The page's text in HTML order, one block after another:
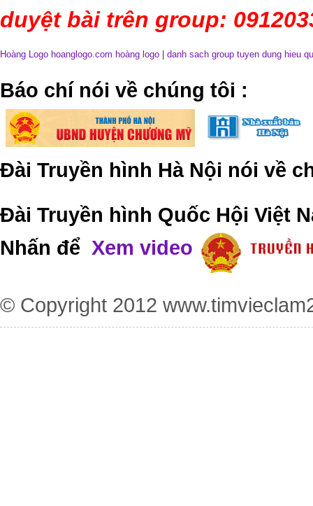
duyệt bài trên group:
Hoàng Logo hoanglogo.com hoàng logo danh sach group tuyen dung hieu
​Báo chí nói về chúng tôi :
Đài Truyền hình Hà Nội nói về
Đài Truyền hình Quốc Hội Việt
Nhấn để Xem video
© Copyright 2012